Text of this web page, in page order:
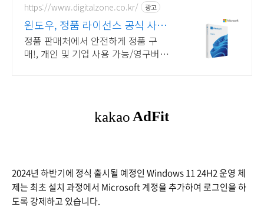
https://www.digitalzone.co.kr/ 광고
윈도우, 정품 라이선스 공식 사업
자 전용 할인 혜택!
정품 판매처에서 안전하게 정품 구
매!, 개인 및 기업 사용 가능/영구버전
2024년 하반기에 정식 출시될 예정인 Windows 11 24H2 운영 체
제는 최초 설치 과정에서 Microsoft 계정을 추가하여 로그인을 하
도록 강제하고 있습니다.